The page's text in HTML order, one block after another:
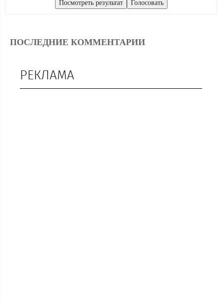
ПОСЛЕДНИЕ КОММЕНТАРИИ
РЕКЛАМА